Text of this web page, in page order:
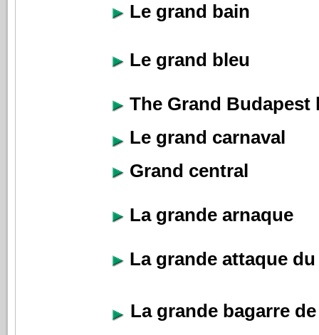
Le grand bain
Le grand bleu
The Grand Budapest
Le grand carnaval
Grand central
La grande arnaque
La grande attaque
La grande bagarre